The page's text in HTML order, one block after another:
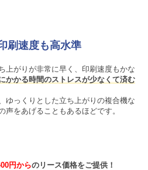
刷速度も高水準
上がりが非常に早く、印刷速度もかな
かかる時間のストレスが少なくて済む
ゆっくりとした立ち上がりの複合機な
声をあげることもあるほどです。
円からのリース価格をご提供！